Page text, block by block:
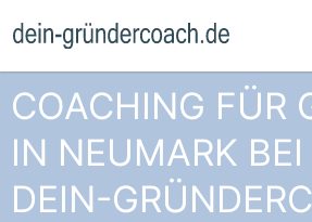
COACHING FÜR
IN NEUMARK BEI
DEIN-